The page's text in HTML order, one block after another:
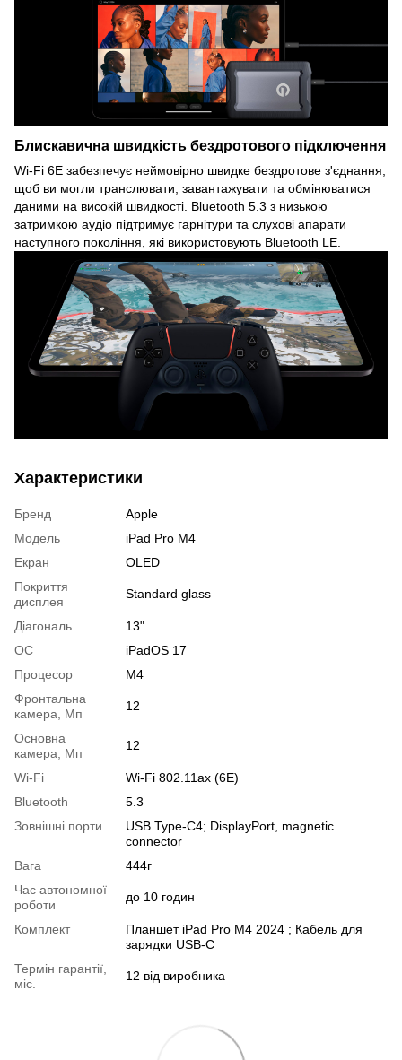
Блискавична швидкість бездротового підключення
Wi-Fi 6E забезпечує неймовірно швидке бездротове з'єднання,
щоб ви могли транслювати, завантажувати та обмінюватися
даними на високій швидкості. Bluetooth 5.3 з низькою
затримкою аудіо підтримує гарнітури та слухові апарати
наступного покоління, які використовують Bluetooth LE.
Характеристики
Бренд
Apple
Модель
iPad Pro M4
Екран
OLED
Покриття
дисплея
Standard glass
Діагональ
13"
OC
iPadOS 17
Процесор
M4
Фронтальна
камера, Мп
12
Основна
камера, Мп
12
Wi-Fi
Wi-Fi 802.11ax (6E)
Bluetooth
5.3
Зовнішні порти
USB Type-C4; DisplayPort, magnetic
connector
Вага
444г
Час автономної
роботи
до 10 годин
Комплект
Планшет iPad Pro M4 2024 ; Кабель для
зарядки USB-C
Термін гарантії,
міс.
12 від виробника